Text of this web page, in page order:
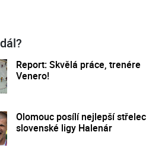
Report: Skvělá práce, trenére
Venero!
Olomouc posílí nejlepší střelec
slovenské ligy Halenár